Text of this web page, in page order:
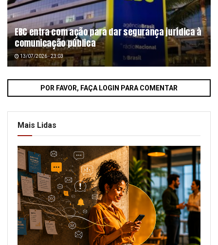
EBC entra com ação para dar segurança jurídica à
comunicação pública
13/07/2026 - 23:03
POR FAVOR, FAÇA LOGIN PARA COMENTAR
Mais Lidas